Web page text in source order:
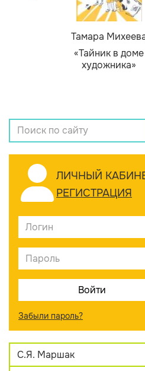
Тамара
«Тайник в доме
художника»
ЛИЧНЫЙ
РЕГИСТРАЦИЯ
Забыли пароль?
С.Я. Маршак